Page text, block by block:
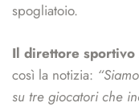
spogliatoio.
Il direttore sportivo
così la notizia:
su tre giocatori che